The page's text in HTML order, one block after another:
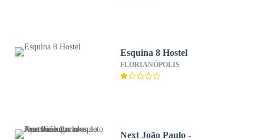
Esquina 8 Hostel
FLORIANÓPOLIS
Next João Paulo -